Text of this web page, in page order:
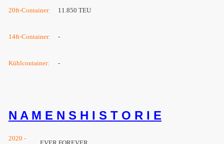
20ft-Container: 11.850 TEU
14ft-Container: -
Kühlcontainer: -
N A M E N S H I S T O R I E
2020 -